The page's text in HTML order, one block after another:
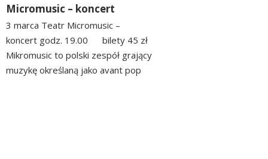
Micromusic – koncert
3 marca Teatr Micromusic –
koncert godz. 19.00 bilety 45 zł
Mikromusic to polski zespół grający
muzykę określaną jako avant pop